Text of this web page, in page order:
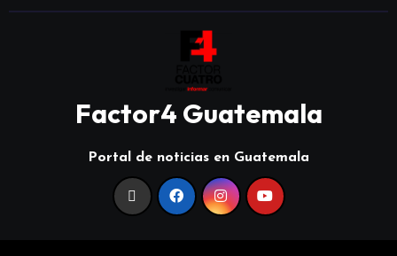
Factor4 Guatemala
Portal de noticias en Guatemala